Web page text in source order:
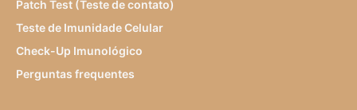
Patch Test (Teste de contato)
Teste de Imunidade Celular
Check-Up Imunológico
Perguntas frequentes